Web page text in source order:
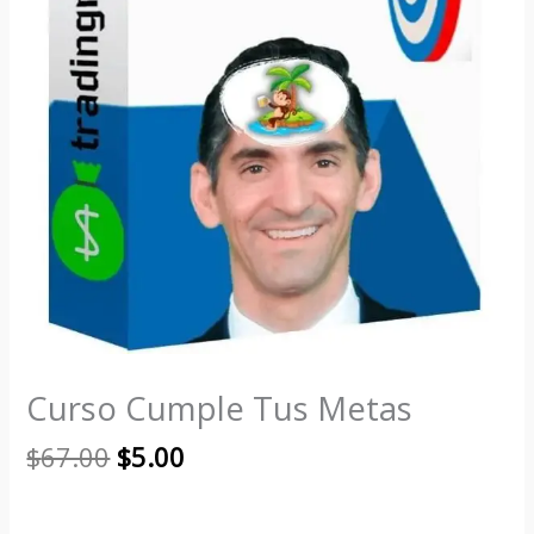
Curso Cumple Tus Metas
$67.00 $5.00